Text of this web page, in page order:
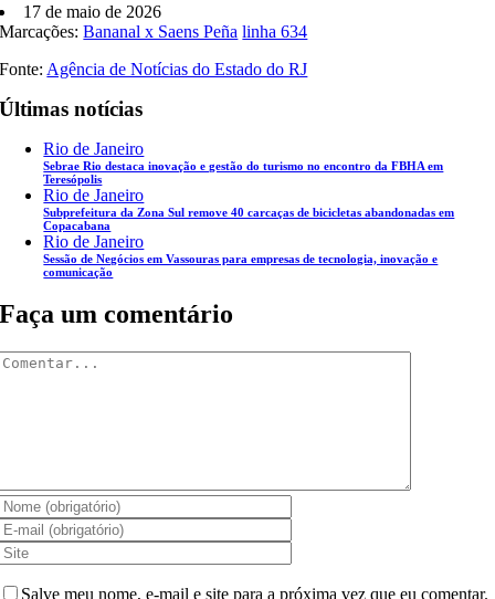
17 de maio de 2026
Marcações:Bananal x Saens Peña linha 634
Fonte: Agência de Notícias do Estado do RJ
Últimas notícias
Rio de Janeiro
Sebrae Rio destaca inovação e gestão do turismo no encontro da FBHA em
Teresópolis
Rio de Janeiro
Subprefeitura da Zona Sul remove 40 carcaças de bicicletas abandonadas em
Copacabana
Rio de Janeiro
Sessão de Negócios em Vassouras para empresas de tecnologia, inovação e
comunicação
Faça um comentário
Salve meu nome, e-mail e site para a próxima vez que eu comentar.